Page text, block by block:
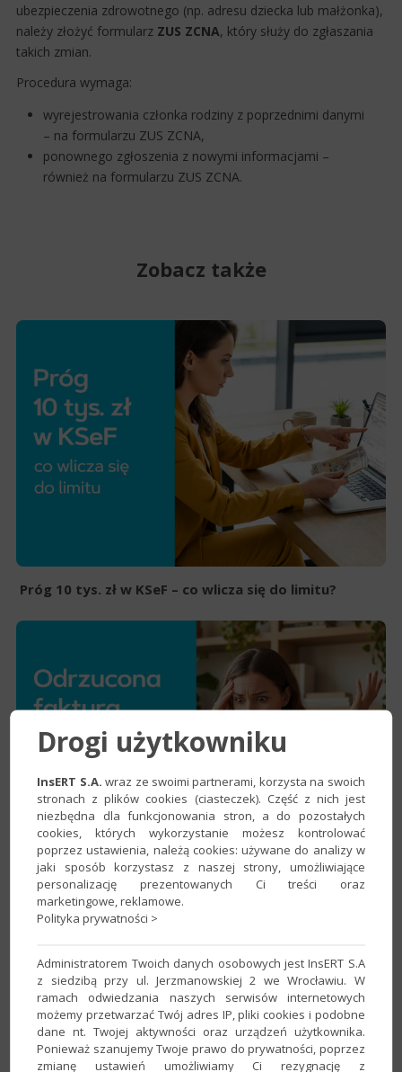
ubezpieczenia zdrowotnego (np. adresu dziecka lub małżonka),
należy złożyć formularz ZUS ZCNA, który służy do zgłaszania
takich zmian.
Procedura wymaga:
wyrejestrowania członka rodziny z poprzednimi danymi
– na formularzu ZUS ZCNA,
ponownego zgłoszenia z nowymi informacjami –
również na formularzu ZUS ZCNA.
Zobacz także
Próg 10 tys. zł w KSeF – co wlicza się do limitu?
Odrzucona faktura w KSeF
Drogi użytkowniku
InsERT S.A. wraz ze swoimi partnerami, korzysta na swoich
stronach z plików cookies (ciasteczek). Część z nich jest
niezbędna dla funkcjonowania stron, a do pozostałych
cookies, których wykorzystanie możesz kontrolować
poprzez ustawienia, należą cookies: używane do analizy w
jaki sposób korzystasz z naszej strony, umożliwiające
personalizację prezentowanych Ci treści oraz
marketingowe, reklamowe.
Polityka prywatności >
Administratorem Twoich danych osobowych jest InsERT S.A
z siedzibą przy ul. Jerzmanowskiej 2 we Wrocławiu. W
ramach odwiedzania naszych serwisów internetowych
możemy przetwarzać Twój adres IP, pliki cookies i podobne
dane nt. Twojej aktywności oraz urządzeń użytkownika.
Ponieważ szanujemy Twoje prawo do prywatności, poprzez
zmianę ustawień umożliwiamy Ci rezygnację z